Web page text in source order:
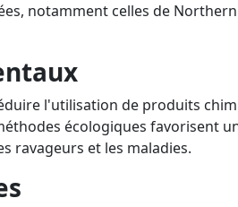
notamment celles de
l'utilisation de produits
écologiques favorisent
ravageurs et les maladies.